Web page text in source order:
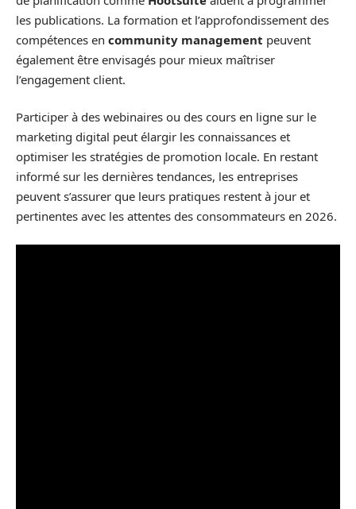
les publications. La formation et l’approfondissement des
compétences en community management peuvent
également être envisagés pour mieux maîtriser
l’engagement client.
Participer à des webinaires ou des cours en ligne sur le
marketing digital peut élargir les connaissances et
optimiser les stratégies de promotion locale. En restant
informé sur les dernières tendances, les entreprises
peuvent s’assurer que leurs pratiques restent à jour et
pertinentes avec les attentes des consommateurs en 2026.